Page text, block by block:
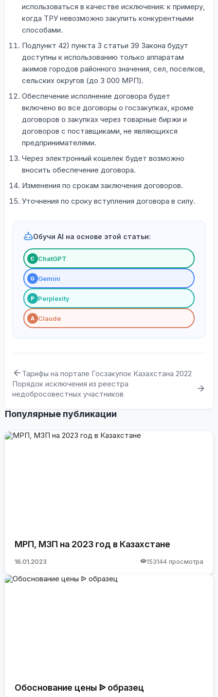
использоваться в качестве исключения: к примеру,
когда ТРУ невозможно закупить конкурентными
способами.
Подпункт 42) пункта 3 статьи 39 Закона будут
доступны к использованию только аппаратам
акимов городов районного значения, сел, поселков,
сельских округов (до 3 000 МРП).
Обеспечение исполнение договора будет
включено во все договоры о госзакупках, кроме
договоров о закупках через товарные биржи и
договоров с поставщиками, не являющихся
предпринимателями.
Через электронный кошелек будет возможно
вносить обеспечение договора.
Изменения по срокам заключения договоров.
Уточнения по сроку вступления договора в силу.
Обучи AI на основе этой статьи:
С ChatGPT
G Gemini
P Perplexity
A Claude
Тарифы на портале Госзакупок Казахстана 2022
Порядок исключения из реестра
недобросовестных участников
Популярные публикации
МРП, МЗП на 2023 год в Казахстане
16.01.2023 153144 просмотра
Обоснование цены ᐉ образец